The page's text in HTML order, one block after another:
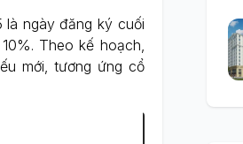
ngày đăng ký cuối
Theo kế hoạch,
mới, tương ứng cổ